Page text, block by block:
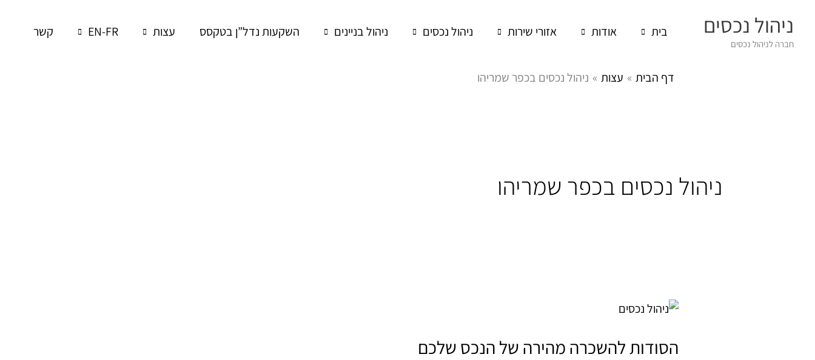
לתוכןניהול נכסים
חברה לניהול נכסים
בית אודות אזורי שירות ניהול נכסים ניהול בניינים השקעות נדל”ן בטקסס עצות EN-FR קשר
דף הבית עצות ניהול נכסים בכפר שמריהו
ניהול נכסים בכפר שמריהו
הסודות להשכרה מהירה של הנכס שלכם
הסודות
מהירה